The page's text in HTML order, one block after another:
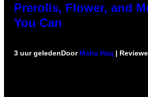
Prerolls, Flower, and
You Can
3 uur geledenDoor Maha Haq |